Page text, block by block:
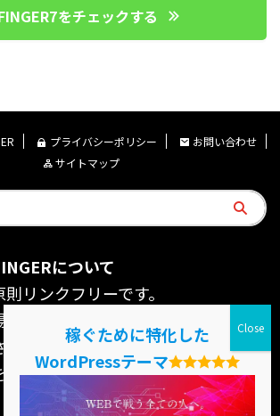
をチェックする
プライバシーポリシー
お問い合わせ
サイトマップ
について
リンクフリーです。
の許可や連絡は不要です。
れる際はosaboo's AFFINGERへのリ
明示ください。
稼ぐために特化した
WordPressテーマ